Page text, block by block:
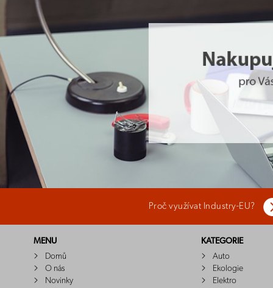
Proč využívat Industry-EU?
MENU
Domů
O nás
Novinky
KATEGORIE
Auto
Ekologie
Elektro